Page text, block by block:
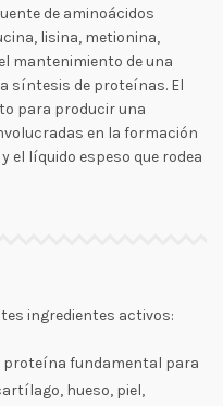
de aminoácidos
lisina, metionina,
mantenimiento de una
síntesis de proteínas. El
para producir una
en la formación
el líquido espeso que rodea
ingredientes activos:
proteína fundamental para
hueso, piel,